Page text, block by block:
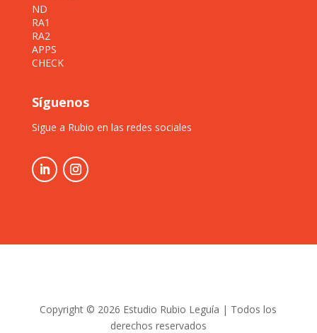
ND
RA1
RA2
APPS
CHECK
Síguenos
Sigue a Rubio en las redes sociales
Copyright © 2026 Estudio Rubio Leguía | Todos los
derechos reservados